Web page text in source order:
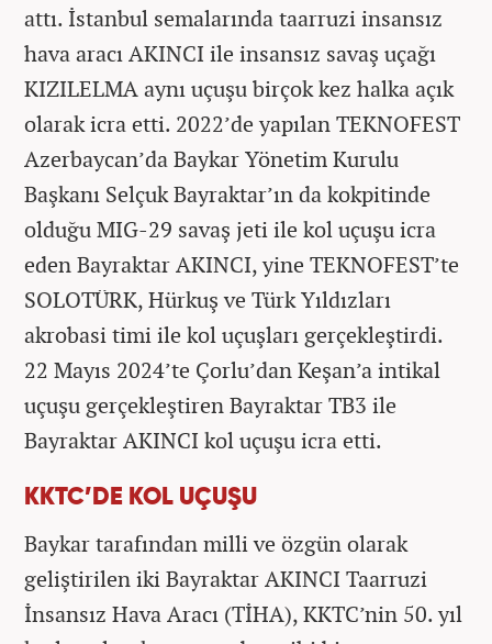
attı. İstanbul semalarında taarruzi insansız
hava aracı AKINCI ile insansız savaş uçağı
KIZILELMA aynı uçuşu birçok kez halka açık
olarak icra etti. 2022’de yapılan TEKNOFEST
Azerbaycan’da Baykar Yönetim Kurulu
Başkanı Selçuk Bayraktar’ın da kokpitinde
olduğu MIG-29 savaş jeti ile kol uçuşu icra
eden Bayraktar AKINCI, yine TEKNOFEST’te
SOLOTÜRK, Hürkuş ve Türk Yıldızları
akrobasi timi ile kol uçuşları gerçekleştirdi.
22 Mayıs 2024’te Çorlu’dan Keşan’a intikal
uçuşu gerçekleştiren Bayraktar TB3 ile
Bayraktar AKINCI kol uçuşu icra etti.
KKTC’DE KOL UÇUŞU
Baykar tarafından milli ve özgün olarak
geliştirilen iki Bayraktar AKINCI Taarruzi
İnsansız Hava Aracı (TİHA), KKTC’nin 50. yıl